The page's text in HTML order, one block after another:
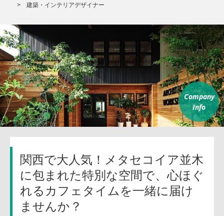
建築・インテリアデザイナー
Company
Info
関西で大人気！メタセコイア並木
に包まれた特別な空間で、心ほぐ
れるカフェタイムを一緒に届け
ませんか？